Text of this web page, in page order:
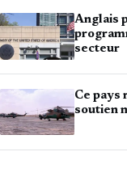
Anglais
secteur
Ce pays
soutien